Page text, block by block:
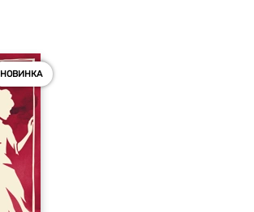
НОВИНКА